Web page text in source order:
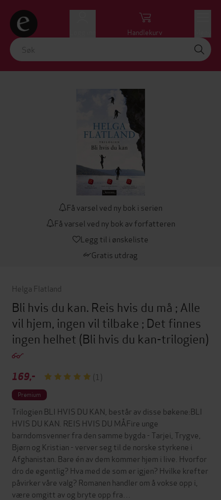
Handlekurv
Få varsel ved ny bok i serien
Få varsel ved ny bok av forfatteren
Legg til i ønskeliste
Gratis utdrag
Helga Flatland
Bli hvis du kan. Reis hvis du må ; Alle
vil hjem, ingen vil tilbake ; Det finnes
ingen helhet (Bli hvis du kan-trilogien)
169,- (1)
Premium
Trilogien BLI HVIS DU KAN, består av disse bøkene:BLI
HVIS DU KAN. REIS HVIS DU MÅFire unge
barndomsvenner fra den samme bygda - Tarjei, Trygve,
Bjørn og Kristian - verver seg til de norske styrkene i
Afghanistan. Bare én av dem kommer hjem i live. Hvorfor
dro de egentlig? Hva med de som er igjen? Hvilke krefter
påvirker våre valg? Romanen handler om å vokse opp i,
være omgitt av og bryte opp fra…